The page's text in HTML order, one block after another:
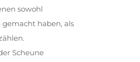
sowohl
haben, als
Scheune